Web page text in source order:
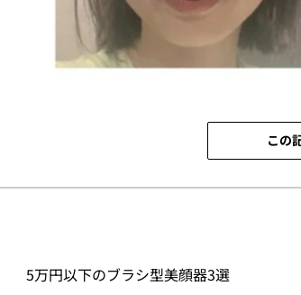
この
5万円以下のブラシ型美顔器3選